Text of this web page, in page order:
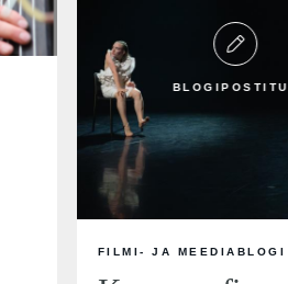
FILMI- JA MEEDIABLOGI